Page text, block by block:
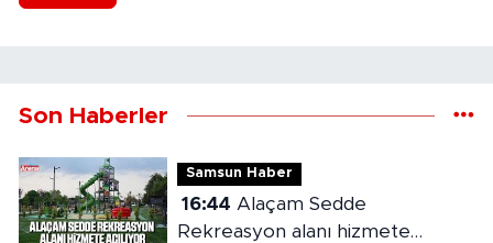
Son Haberler
Samsun Haber
16:44
Rekreasyon alanı hizmete